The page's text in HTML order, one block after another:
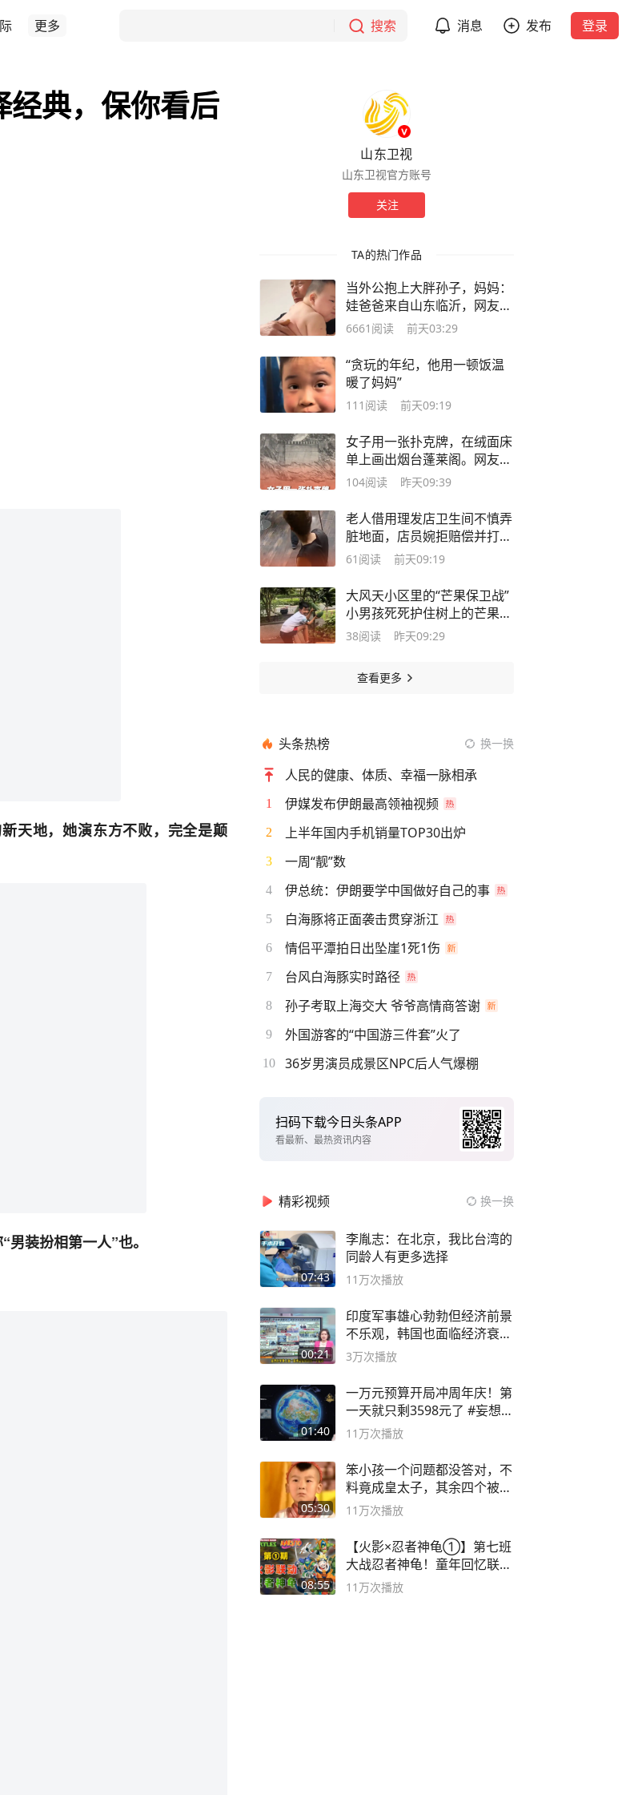
更多 搜索 消息 发布 登录
典，保你看后
天地，她演东方不败，完全是颠
装扮相第一人”也。
山东卫视
山东卫视官方账号
关注
TA的热门作品
当外公抱上大胖孙子，妈妈：
娃爸爸来自山东临沂，网友：
怪不得都说“山东大汉”
6661 阅读 前天03:29
“贪玩的年纪，他用一顿饭温
暖了妈妈”
111 阅读 前天09:19
女子用一张扑克牌，在绒面床
单上画出烟台蓬莱阁。网友：
高手在民间！
104阅读 昨天09:39
老人借用理发店卫生间不慎弄
脏地面，店员婉拒赔偿并打扫
干净地面
61 阅读 前天09:19
大风天小区里的“芒果保卫战”
小男孩死死护住树上的芒果
网友：幸亏只长了两个
38阅读 昨天09:29
查看更多
头条热榜 换一换
人民的健康、体质、幸福一脉相承
1 伊媒发布伊朗最高领袖视频
2 上半年国内手机销量TOP30出炉
3 一周“靓”数
4 伊总统：伊朗要学中国做好自己的事
5 白海豚将正面袭击贯穿浙江
6 情侣平潭拍日出坠崖1死1伤
7 台风白海豚实时路径
8 孙子考取上海交大 爷爷高情商答谢
9 外国游客的“中国游三件套”火了
10 36岁男演员成景区NPC后人气爆棚
扫码下载今日头条APP
看最新、最热资讯内容
精彩视频 换一换
07:43
李胤志：在北京，我比台湾的
同龄人有更多选择
11万次播放
00:21
印度军事雄心勃勃但经济前景
不乐观，韩国也面临经济衰退
风险
3万次播放
01:40
一万元预算开局冲周年庆！第
一天就只剩3598元了 #妄想山
海
11万次播放
05:30
笨小孩一个问题都没答对，不
料竟成皇太子，其余四个被处
死
11万次播放
08:55
【火影×忍者神龟①】第七班
大战忍者神龟！童年回忆联动
论武？
11万次播放